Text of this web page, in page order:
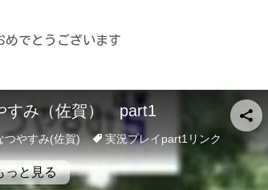
めでとうございます